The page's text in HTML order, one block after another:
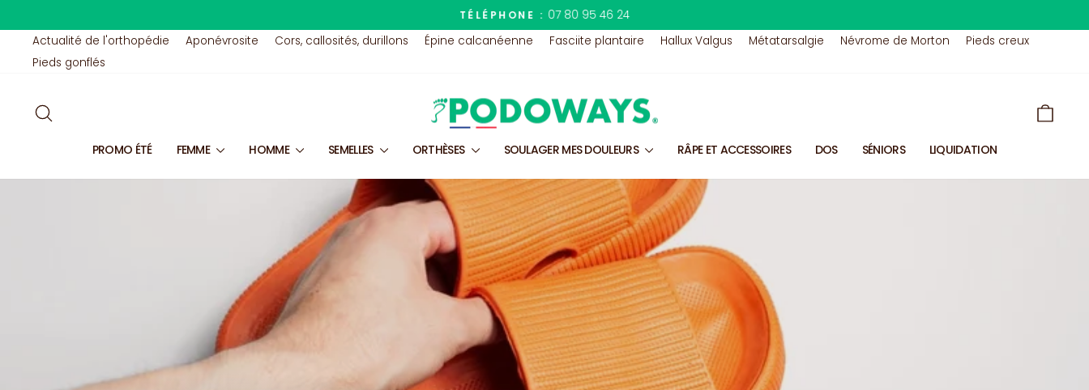
contenu
Diaporama
Pause
TÉLÉPHONE : 07 80 95 46 24
Actualité de l'orthopédie
Aponévrosite Cors, callosités, durillons Épine calcanéenne Fasciite plantaire Hallux Valgus Métatarsalgie Névrome de Morton
Pieds creux
Pieds gonflés
PROMO ÉTÉ FEMME HOMME SEMELLES ORTHÈSES SOULAGER MES DOULEURS RÂPE ET ACCESSOIRES DOS SÉNIORS LIQUIDATION